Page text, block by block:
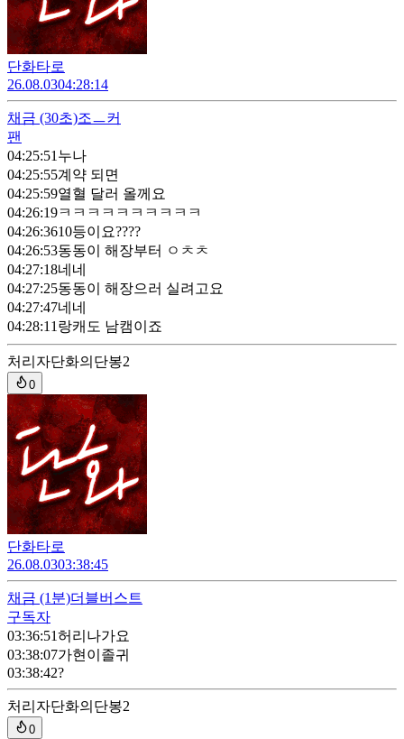
단화타로
26.08.0304:28:14
채금 (30초)조ㅡ커
팬
04:25:51 누나
04:25:55계약 되면
04:25:59열혈 달러 올께요
04:26:19ㅋㅋㅋㅋㅋㅋㅋㅋㅋㅋ
04:26:3610등이요????
04:26:53동동이 해장부터 ㅇㅊㅊ
04:27:18네네
04:27:25동동이 해장으러 실려고요
04:27:47네네
04:28:11 랑캐도 남캠이죠
처리자단화의단봉2
0
단화타로
26.08.0303:38:45
채금 (1분)더블버스트
구독자
03:36:51허리나가요
03:38:07가현이졸귀
03:38:42?
처리자단화의단봉2
0